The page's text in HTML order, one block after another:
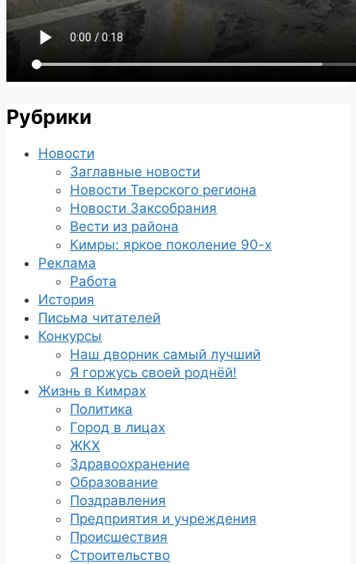
Рубрики
Новости
Заглавные новости
Новости Тверского региона
Новости Заксобрания
Вести из района
Кимры: яркое поколение 90-х
Реклама
Работа
История
Письма читателей
Конкурсы
Наш дворник самый лучший
Я горжусь своей роднёй!
Жизнь в Кимрах
Политика
Город в лицах
ЖКХ
Здравоохранение
Образование
Поздравления
Предприятия и учреждения
Происшествия
Строительство